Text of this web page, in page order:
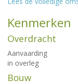
Kenmerken
Overdracht
Aanvaarding
in overleg
Bouw